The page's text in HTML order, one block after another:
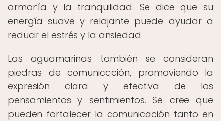
armonía y la tranquilidad. Se dice que su
energía suave y relajante puede ayudar a
reducir el estrés y la ansiedad.
Las aguamarinas también se consideran
piedras de comunicación, promoviendo la
expresión clara y efectiva de los
pensamientos y sentimientos. Se cree que
pueden fortalecer la comunicación tanto en